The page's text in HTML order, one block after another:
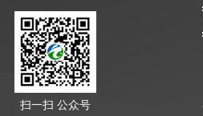
扫一扫 公众号